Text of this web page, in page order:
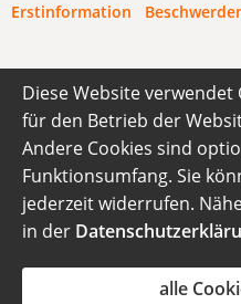
Erstinformation
Diese Website verwendet
für den Betrieb der
Andere Cookies sind
Funktionsumfang. Sie
jederzeit widerrufen.
in der
alle